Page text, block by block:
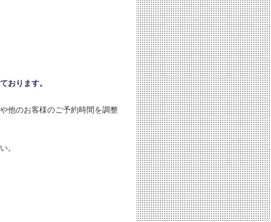
おります。
他のお客様のご予約時間を調整
。